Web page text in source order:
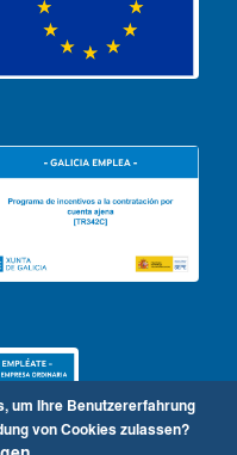
um Ihre Benutzererfahrung
von Cookies zulassen?